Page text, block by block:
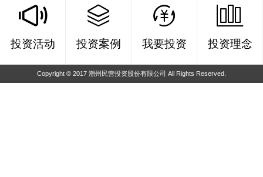

投资活动

投资案例

我要投资

投资理念
Copyright © 2017 潮州民营投资股份有限公司 All Rights Reserved.